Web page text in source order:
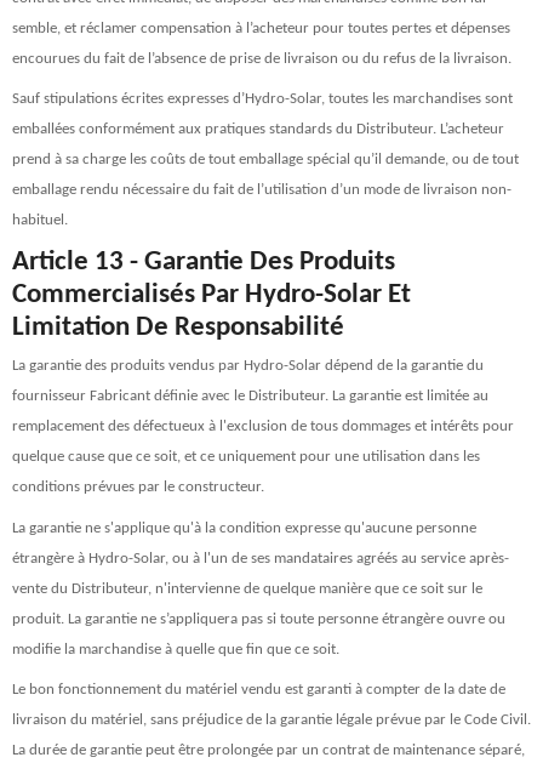
semble, et réclamer compensation à l’acheteur pour toutes pertes et dépenses
encourues du fait de l’absence de prise de livraison ou du refus de la livraison.
Sauf stipulations écrites expresses d’Hydro-Solar, toutes les marchandises sont
emballées conformément aux pratiques standards du Distributeur. L’acheteur
prend à sa charge les coûts de tout emballage spécial qu’il demande, ou de tout
emballage rendu nécessaire du fait de l’utilisation d’un mode de livraison non-
habituel.
Article 13 - Garantie Des Produits
Commercialisés Par Hydro-Solar Et
Limitation De Responsabilité
La garantie des produits vendus par Hydro-Solar dépend de la garantie du
fournisseur Fabricant définie avec le Distributeur. La garantie est limitée au
remplacement des défectueux à l'exclusion de tous dommages et intérêts pour
quelque cause que ce soit, et ce uniquement pour une utilisation dans les
conditions prévues par le constructeur.
La garantie ne s'applique qu'à la condition expresse qu'aucune personne
étrangère à Hydro-Solar, ou à l'un de ses mandataires agréés au service après-
vente du Distributeur, n'intervienne de quelque manière que ce soit sur le
produit. La garantie ne s’appliquera pas si toute personne étrangère ouvre ou
modifie la marchandise à quelle que fin que ce soit.
Le bon fonctionnement du matériel vendu est garanti à compter de la date de
livraison du matériel, sans préjudice de la garantie légale prévue par le Code Civil.
La durée de garantie peut être prolongée par un contrat de maintenance séparé,